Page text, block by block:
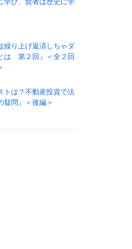
繰り上げ返済しちゃダ
は 第２回』＜全２回
トは？不動産投資で法
疑問』＜後編＞